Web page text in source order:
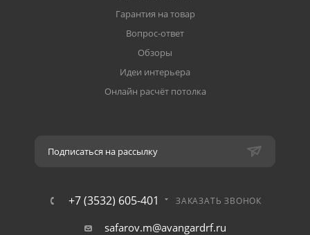
Гарантия на товар
Вопрос-ответ
Обзоры
Идеи интерьера
Онлайн расчёт потолка
Подписаться на рассылку
+7 (3532) 605-401 ЗАКАЗАТЬ ЗВОНОК
safarov.m@avangardrf.ru